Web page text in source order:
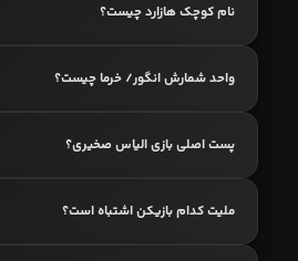
نام کوچک هازارد چیست؟
واحد شمارش انگور/ خرما چیست؟
پست اصلی بازی الیاس صخیری؟
ملیت کدام بازیکن اشتباه است؟